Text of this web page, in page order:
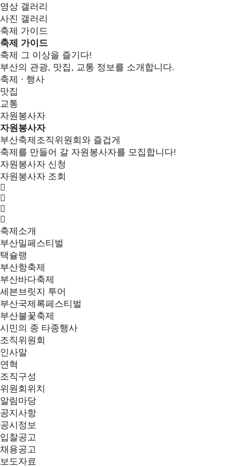
영상 갤러리
사진 갤러리
축제 가이드
축제 가이드
축제 그 이상을 즐기다!
부산의 관광, 맛집, 교통 정보를 소개합니다.
축제 · 행사
맛집
교통
자원봉사자
자원봉사자
부산축제조직위원회와 즐겁게
축제를 만들어 갈 자원봉사자를 모집합니다!
자원봉사자 신청
자원봉사자 조회
축제소개
부산밀페스티벌
택슐랭
부산항축제
부산바다축제
세븐브릿지 투어
부산국제록페스티벌
부산불꽃축제
시민의 종 타종행사
조직위원회
인사말
연혁
조직구성
위원회위치
알림마당
공지사항
공시정보
입찰공고
채용공고
보도자료